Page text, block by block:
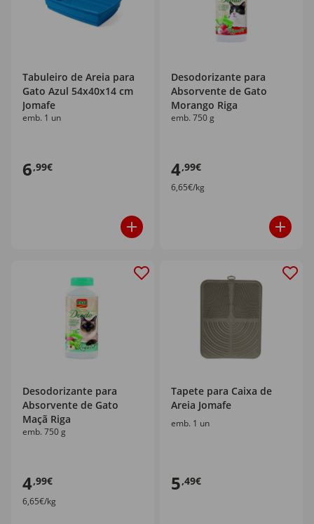
Tabuleiro de Areia para
Gato Azul 54x40x14 cm
Jomafe
emb. 1 un
6,99€
Desodorizante para
Absorvente de Gato
Morango Riga
emb. 750 g
4,99€
6,65€/kg
Desodorizante para
Absorvente de Gato
Maçã Riga
emb. 750 g
4,99€
6,65€/kg
Tapete para Caixa de
Areia Jomafe
emb. 1 un
5,49€